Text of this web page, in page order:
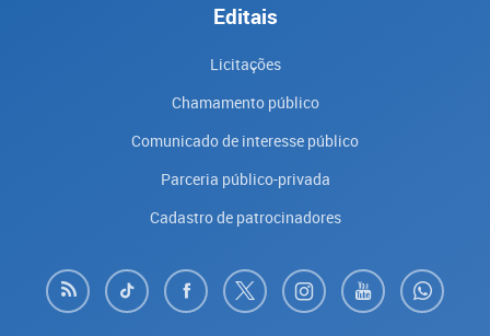
Editais
Licitações
Chamamento público
Comunicado de interesse público
Parceria público-privada
Cadastro de patrocinadores